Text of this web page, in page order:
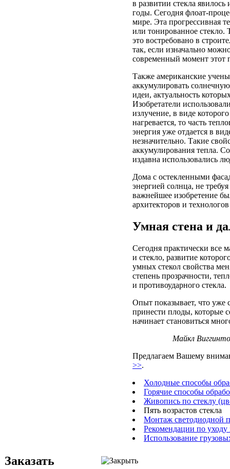
в развитии стекла
годы. Сегодня флоат-
мире. Эта прогрессивная
или тонированное
это востребовано в
так, если изначально
современный момент этот
Также американские
аккумулировать
идеи, актуальность
Изобретатели
излучение, в виде
нагревается, то часть
энергия уже отдается в
незначительно. Такие
аккумулирования тепла.
издавна использовались
Дома с остекленными
энергией солнца, не
важнейшее изобретение
архитекторов и
Умная стена и
Сегодня практически все
и стекло, развитие
умных стекол свойства
степень прозрачности,
и противоударного стекла.
Опыт показывает, что уже
принести плоды, которые
начинает становиться
Майкл
Предлагаем Вашему
>>.
Холодные способы
Горячие способы
Живопись по стеклу
Пять возрастов стекла
Монтаж светодиодной
Рекомендации по уходу
Использование
Заказать